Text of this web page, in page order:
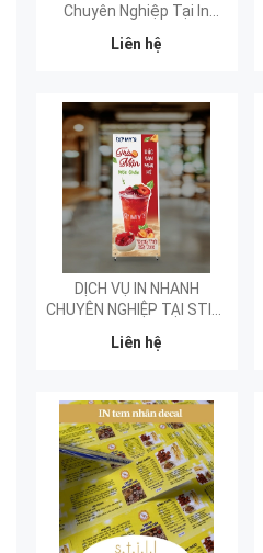
Chuyên Nghiệp Tại In
Liên hệ
DỊCH VỤ IN NHANH
CHUYÊN NGHIỆP TẠI STILL
Liên hệ